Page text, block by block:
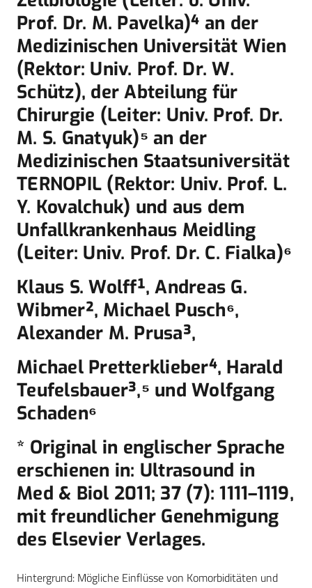
Prof. Dr. M. Pavelka)⁴ an der
Medizinischen Universität Wien
(Rektor: Univ. Prof. Dr. W.
Schütz), der Abteilung für
Chirurgie (Leiter: Univ. Prof. Dr.
M. S. Gnatyuk)⁵ an der
Medizinischen Staatsuniversität
TERNOPIL (Rektor: Univ. Prof. L.
Y. Kovalchuk) und aus dem
Unfallkrankenhaus Meidling
(Leiter: Univ. Prof. Dr. C. Fialka)⁶
Klaus S. Wolff¹, Andreas G.
Wibmer², Michael Pusch⁶,
Alexander M. Prusa³,
Michael Pretterklieber⁴, Harald
Teufelsbauer³,⁵ und Wolfgang
Schaden⁶
* Original in englischer Sprache
erschienen in: Ultrasound in
Med & Biol 2011; 37 (7): 1111–1119,
mit freundlicher Genehmigung
des Elsevier Verlages.
Hintergrund: Mögliche Einflüsse von Komorbiditäten und